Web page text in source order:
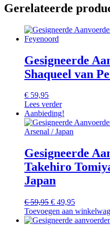
Gerelateerde
Gesigneerde
Shaqueel van
€ 59,95
Lees verder
Aanbieding!
Gesigneerde
Takehiro
Japan
€59,95 Oorspronkelijke
prijs
was:
€ 49,95Huidige
prijs
is:
Toevoegen aan